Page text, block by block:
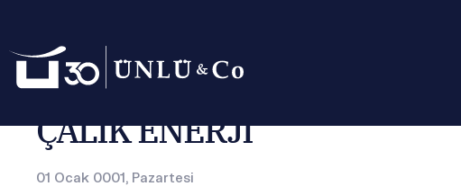
ÇALIK ENERJİ
01 Ocak 0001, Pazartesi